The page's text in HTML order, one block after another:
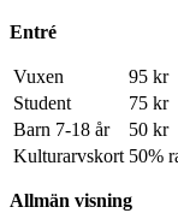
Entré
Vuxen
95 kr
Student
75 kr
Barn 7-18 år
50 kr
Kulturarvskort 50%
Allmän visning